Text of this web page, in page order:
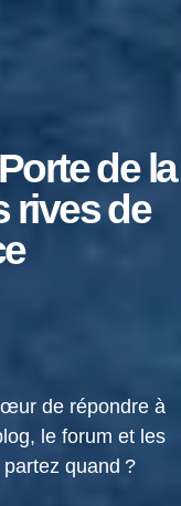
de la
rives de
de répondre à
le forum et les
quand ?